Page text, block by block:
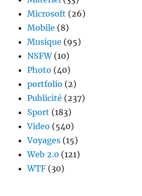
Microsoft (26)
Mobile (8)
Musique (95)
NSFW(10)
Photo (40)
portfolio (2)
Publicité (237)
Sport (183)
Video (540)
Voyages (15)
Web 2.0 (121)
WTF (30)